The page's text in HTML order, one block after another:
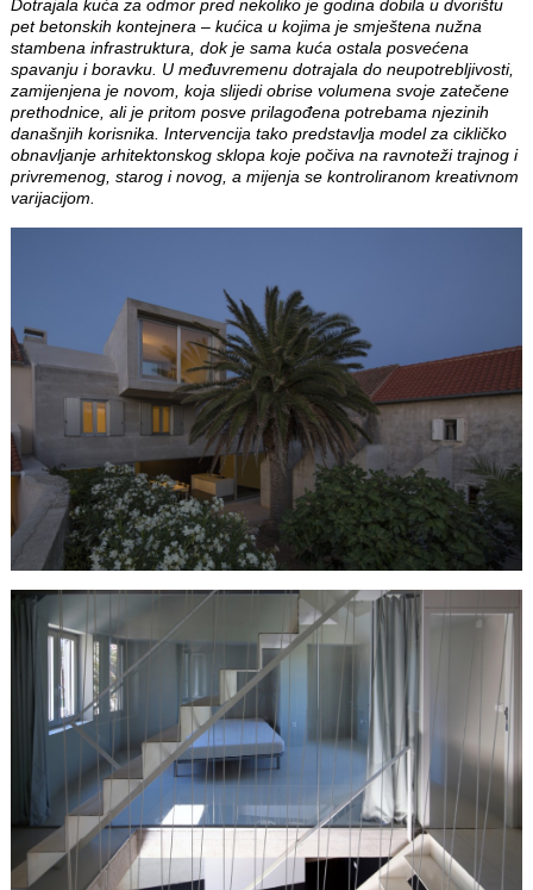
Dotrajala kuća za odmor pred nekoliko je godina dobila u dvorištu
pet betonskih kontejnera – kućica u kojima je smještena nužna
stambena infrastruktura, dok je sama kuća ostala posvećena
spavanju i boravku. U međuvremenu dotrajala do neupotrebljivosti,
zamijenjena je novom, koja slijedi obrise volumena svoje zatečene
prethodnice, ali je pritom posve prilagođena potrebama njezinih
današnjih korisnika. Intervencija tako predstavlja model za cikličko
obnavljanje arhitektonskog sklopa koje počiva na ravnoteži trajnog i
privremenog, starog i novog, a mijenja se kontroliranom kreativnom
varijacijom.